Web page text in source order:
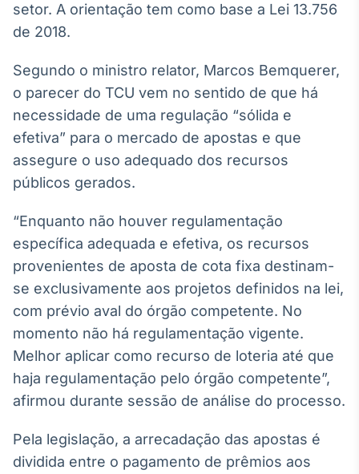
Plataforma para
personalizados
Soluções de Dados
e Conteúdos
Broadcast
ativos
Broadcast
Datafeed
APIs para
integração de
conteúdos e
dados
Broadcast
Cotações e
headlines de
notícias
setor. A orientação tem como base a Lei 13.756
de 2018.
Segundo o ministro relator, Marcos Bemquerer,
o parecer do TCU vem no sentido de que há
necessidade de uma regulação “sólida e
efetiva” para o mercado de apostas e que
assegure o uso adequado dos recursos
públicos gerados.
“Enquanto não houver regulamentação
específica adequada e efetiva, os recursos
provenientes de aposta de cota fixa destinam-
se exclusivamente aos projetos definidos na lei,
com prévio aval do órgão competente. No
momento não há regulamentação vigente.
Melhor aplicar como recurso de loteria até que
haja regulamentação pelo órgão competente”,
afirmou durante sessão de análise do processo.
Pela legislação, a arrecadação das apostas é
dividida entre o pagamento de prêmios aos